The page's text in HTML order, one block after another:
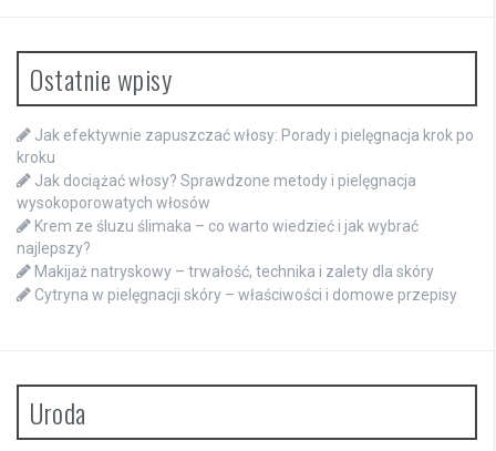
Ostatnie wpisy
Jak efektywnie zapuszczać włosy: Porady i pielęgnacja krok po
kroku
Jak dociążać włosy? Sprawdzone metody i pielęgnacja
wysokoporowatych włosów
Krem ze śluzu ślimaka – co warto wiedzieć i jak wybrać
najlepszy?
Makijaż natryskowy – trwałość, technika i zalety dla skóry
Cytryna w pielęgnacji skóry – właściwości i domowe przepisy
Uroda